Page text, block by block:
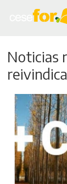
Noticias